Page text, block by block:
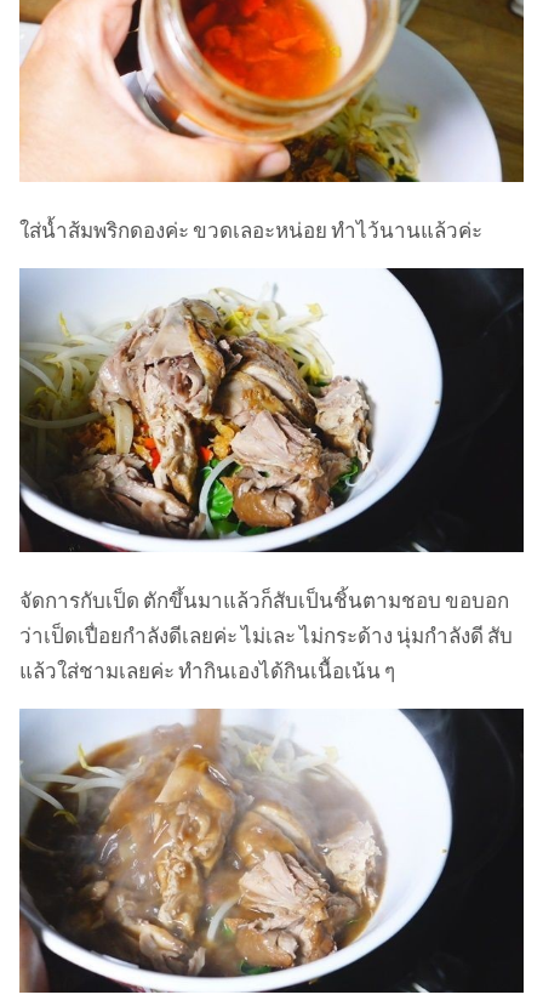
ใส่น้ำส้มพริกดองค่ะ ขวดเลอะหน่อย ทำไว้นานแล้วค่ะ
จัดการกับเป็ด ตักขึ้นมาแล้วก็สับเป็นชิ้นตามชอบ ขอบอก
ว่าเป็ดเปื่อยกำลังดีเลยค่ะ ไม่เละ ไม่กระด้าง นุ่มกำลังดี สับ
แล้วใส่ชามเลยค่ะ ทำกินเองได้กินเนื้อเน้น ๆ